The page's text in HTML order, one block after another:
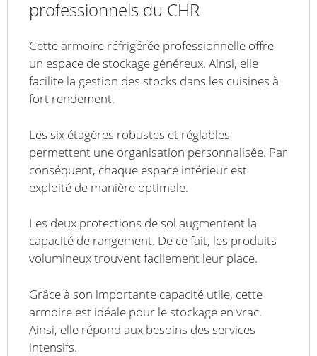
professionnels du CHR
Cette armoire réfrigérée professionnelle offre
un espace de stockage généreux. Ainsi, elle
facilite la gestion des stocks dans les cuisines à
fort rendement.
Les six étagères robustes et réglables
permettent une organisation personnalisée. Par
conséquent, chaque espace intérieur est
exploité de manière optimale.
Les deux protections de sol augmentent la
capacité de rangement. De ce fait, les produits
volumineux trouvent facilement leur place.
Grâce à son importante capacité utile, cette
armoire est idéale pour le stockage en vrac.
Ainsi, elle répond aux besoins des services
intensifs.